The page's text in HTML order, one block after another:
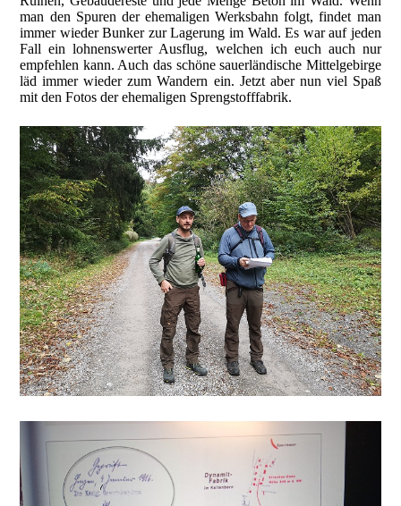
man den Spuren der ehemaligen Werksbahn folgt, findet man
immer wieder Bunker zur Lagerung im Wald. Es war auf jeden
Fall ein lohnenswerter Ausflug, welchen ich euch auch nur
empfehlen kann. Auch das schöne sauerländische Mittelgebirge
läd immer wieder zum Wandern ein. Jetzt aber nun viel Spaß
mit den Fotos der ehemaligen Sprengstofffabrik.